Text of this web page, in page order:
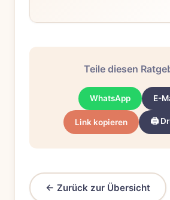
Teile diesen
WhatsApp E-
Link kopieren 🖨️
← Zurück zur Übersicht